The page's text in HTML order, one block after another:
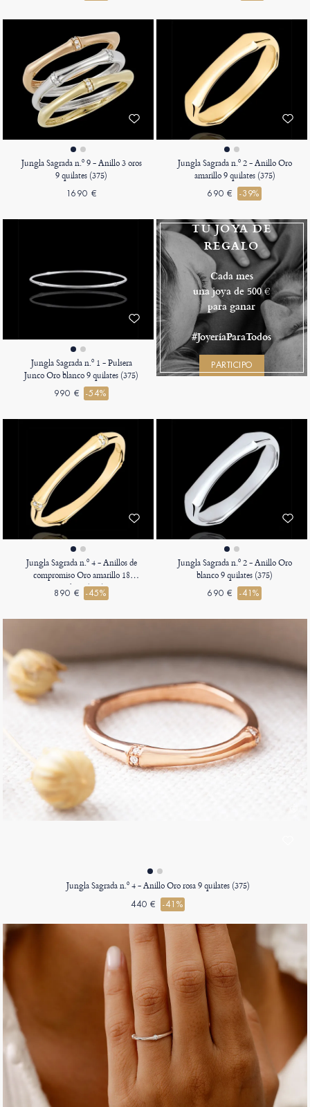
Jungla Sagrada n.º 9 - Anillo 3 oros
9 quilates (375)
1690 €
Jungla Sagrada n.º 2 - Anillo Oro
amarillo 9 quilates (375)
690 € -39%
Jungla Sagrada n.º 1 - Pulsera
Junco Oro blanco 9 quilates (375)
990 € -54%
TU JOYA DE
REGALO
Cada mes
una joya de 500 €
para ganar
#JoyeríaParaTodos
PARTICIPO
Jungla Sagrada n.º 4 - Anillos de
compromiso Oro amarillo 18
quilates (750)
890 € -45%
Jungla Sagrada n.º 2 - Anillo Oro
blanco 9 quilates (375)
690 € -41%
Jungla Sagrada n.º 4 - Anillo Oro rosa 9 quilates (375)
440 € -41%